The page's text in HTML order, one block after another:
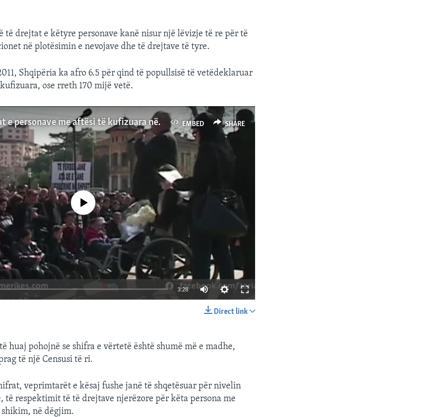
të drejtat e këtyre personave kanë nisur një lëvizje të re për të
në plotësimin e nevojave dhe të drejtave të tyre.
Shqipëria ka afro 6.5 për qind të popullsisë të vetëdeklaruar
ose rreth 170 mijë vetë.
EMBED SHARE
Debati mbi të drejtat e personave me aftësi të kufizuara në Shqipëri
No media source currently available
3:28
Direct link
huaj pohojnë se shifra e vërtetë është shumë më e madhe,
të një Censusi të ri.
veprimtarët e kësaj fushe janë të shqetësuar për nivelin
të respektimit të të drejtave njerëzore për këta persona me
në dëgjim.